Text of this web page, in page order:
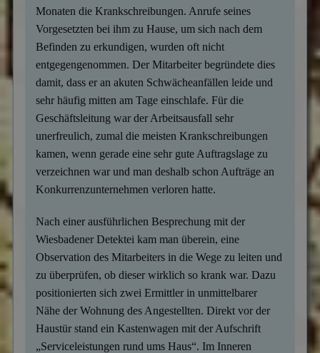
Monaten die Krankschreibungen. Anrufe seines
Vorgesetzten bei ihm zu Hause, um sich nach dem
Befinden zu erkundigen, wurden oft nicht
entgegengenommen. Der Mitarbeiter begründete dies
damit, dass er an akuten Schwächeanfällen leide und
sehr häufig mitten am Tage einschlafe. Für die
Geschäftsleitung war der Arbeitsausfall sehr
unerfreulich, zumal die meisten Krankschreibungen
kamen, wenn gerade eine sehr gute Auftragslage zu
verzeichnen war und man deshalb schon Aufträge an
Konkurrenzunternehmen verloren hatte.
Nach einer ausführlichen Besprechung mit der
Wiesbadener Detektei kam man überein, eine
Observation des Mitarbeiters in die Wege zu leiten und
zu überprüfen, ob dieser wirklich so krank war. Dazu
positionierten sich zwei Ermittler in unmittelbarer
Nähe der Wohnung des Angestellten. Direkt vor der
Haustür stand ein Kastenwagen mit der Aufschrift
„Serviceleistungen rund ums Haus“. Im Inneren